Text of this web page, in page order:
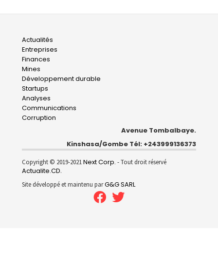
Main
navigation
Actualités
Entreprises
Finances
Mines
Développement durable
Startups
Analyses
Communications
Corruption
Avenue Tombalbaye.
Kinshasa/Gombe Tél: +243999136373
Copyright © 2019-2021Next Corp. - Tout droit réservé
Actualite.CD.
Site développé et maintenu parG&G SARL